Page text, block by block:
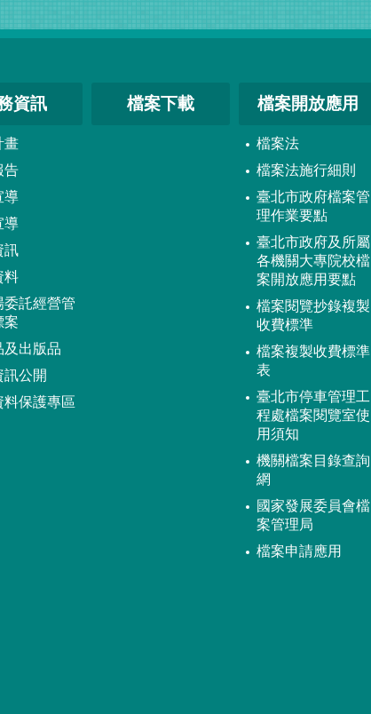
資訊
畫
告
導
導
訊
料
委託經營管
案
及出版品
訊公開
料保護專區
檔案下載 檔案開放應用
檔案法
檔案法施行細則
臺北市政府檔案管
理作業要點
臺北市政府及所屬
各機關大專院校檔
案開放應用要點
檔案閱覽抄錄複製
收費標準
檔案複製收費標準
表
臺北市停車管理工
程處檔案閱覽室使
用須知
機關檔案目錄查詢
網
國家發展委員會檔
案管理局
檔案申請應用